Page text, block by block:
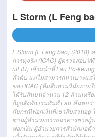
L Storm (L Feng
L Storm (L Feng bao)
การทุจริต (ICAC) ผู้ตรวจสอบ
(JFIU) เจ้าหน้าที่ Lau Po-
ลำดับ แต่ไม่สามารถหาเบาะแส
ของ ICAC (ทีมสืบสวนวินัยภาย
ได้รับสินบนจำนวน 12 ล้านเหรี
ก็ถูกสั่งพักงานทันที Lau ค้นพบว่
กับกรณีฟอกเงินที่เขาสืบสวนอยู่
ซานผู้อำนวยการธนาคารช่วยผู้
ฟอกเงิน ผู้อำนวยการสำนักต่อต้